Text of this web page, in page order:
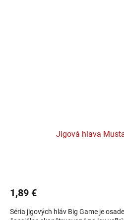
Jigová hlava
1,89 €
Séria jigových hláv Big Game je